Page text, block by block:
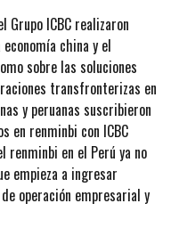
ICBC realizaron
china y el
sobre las soluciones
transfronterizas en
y peruanas suscribieron
en renminbi con ICBC
renminbi en el Perú ya no
empieza a ingresar
operación empresarial y